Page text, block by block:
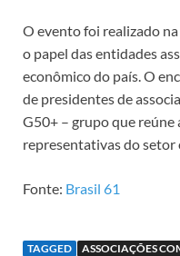
O evento foi realizado
o papel das entidades
econômico do país. O
de presidentes de
G50+ – grupo que reúne
representativas do setor
Fonte: Brasil 61
TAGGED ASSOCIAÇÕES